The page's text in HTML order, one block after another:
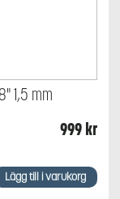
1,5 mm
999kr
Lägg till i varukorg